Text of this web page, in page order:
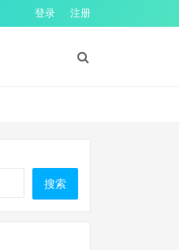
登录 注册
搜索